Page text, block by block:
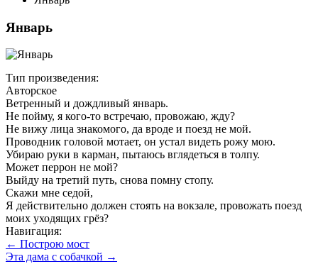
Январь
Тип произведения:
Авторское
Ветренный и дождливый январь.
Не пойму, я кого-то встречаю, провожаю, жду?
Не вижу лица знакомого, да вроде и поезд не мой.
Проводник головой мотает, он устал видеть рожу мою.
Убираю руки в карман, пытаюсь вглядеться в толпу.
Может перрон не мой?
Выйду на третий путь, снова помну стопу.
Скажи мне седой,
Я действительно должен стоять на вокзале, провожать поезд
моих уходящих грёз?
Навигация:
← Построю мост
Эта дама с собачкой →